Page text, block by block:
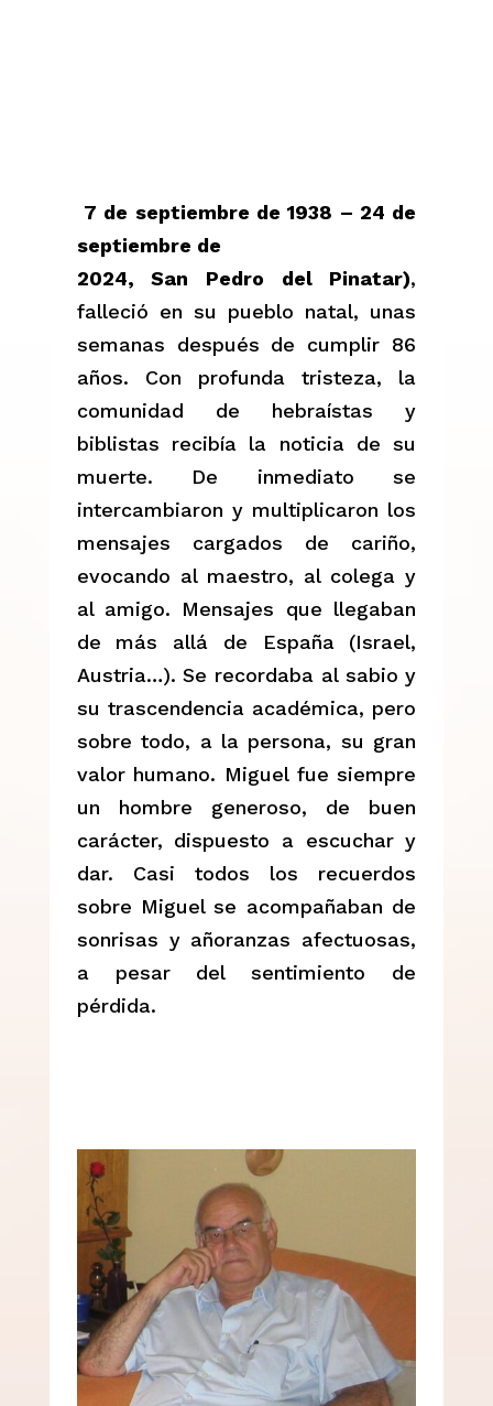
7 de septiembre de 1938 – 24 de
septiembre de
2024, San Pedro del Pinatar),
falleció en su pueblo natal, unas
semanas después de cumplir 86
años. Con profunda tristeza, la
comunidad de hebraístas y
biblistas recibía la noticia de su
muerte. De inmediato se
intercambiaron y multiplicaron los
mensajes cargados de cariño,
evocando al maestro, al colega y
al amigo. Mensajes que llegaban
de más allá de España (Israel,
Austria…). Se recordaba al sabio y
su trascendencia académica, pero
sobre todo, a la persona, su gran
valor humano. Miguel fue siempre
un hombre generoso, de buen
carácter, dispuesto a escuchar y
dar. Casi todos los recuerdos
sobre Miguel se acompañaban de
sonrisas y añoranzas afectuosas,
a pesar del sentimiento de
pérdida.